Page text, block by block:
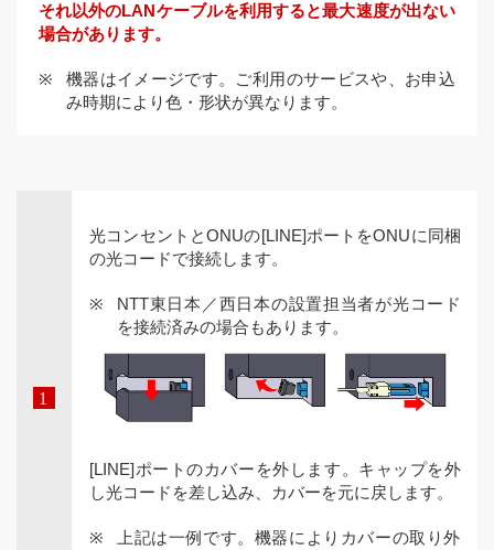
それ以外のLANケーブルを利用すると最大速度が出ない
場合があります。
機器はイメージです。ご利用のサービスや、お申込
み時期により色・形状が異なります。
光コンセントとONUの[LINE]ポートをONUに同梱
の光コードで接続します。
NTT東日本／西日本の設置担当者が光コード
を接続済みの場合もあります。
[LINE]ポートのカバーを外します。キャップを外
し光コードを差し込み、カバーを元に戻します。
上記は一例です。機器によりカバーの取り外